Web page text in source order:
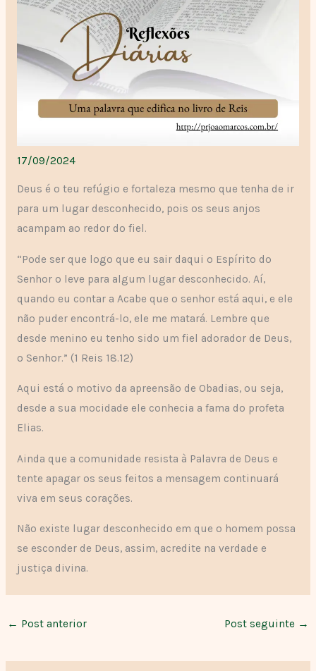
17/09/2024
Deus é o teu refúgio e fortaleza mesmo que tenha de ir
para um lugar desconhecido, pois os seus anjos
acampam ao redor do fiel.
“Pode ser que logo que eu sair daqui o Espírito do
Senhor o leve para algum lugar desconhecido. Aí,
quando eu contar a Acabe que o senhor está aqui, e ele
não puder encontrá-lo, ele me matará. Lembre que
desde menino eu tenho sido um fiel adorador de Deus,
o Senhor.” (1 Reis 18.12)
Aqui está o motivo da apreensão de Obadias, ou seja,
desde a sua mocidade ele conhecia a fama do profeta
Elias.
Ainda que a comunidade resista à Palavra de Deus e
tente apagar os seus feitos a mensagem continuará
viva em seus corações.
Não existe lugar desconhecido em que o homem possa
se esconder de Deus, assim, acredite na verdade e
justiça divina.
← Post anterior Post seguinte →